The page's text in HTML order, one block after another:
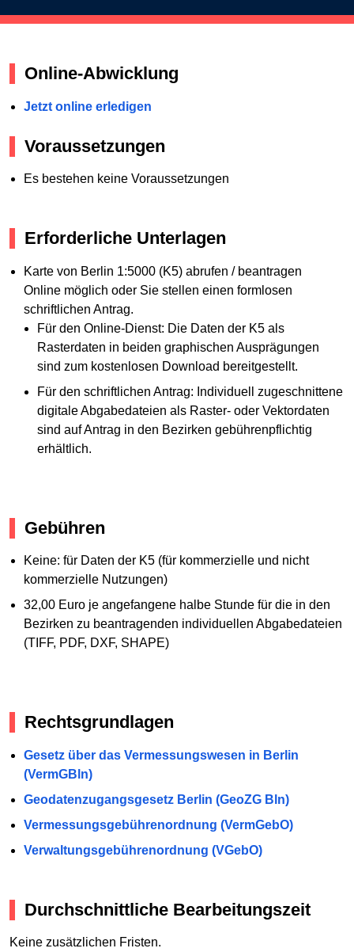
Online-Abwicklung
Jetzt online erledigen
Voraussetzungen
Es bestehen keine Voraussetzungen
Erforderliche Unterlagen
Karte von Berlin 1:5000 (K5) abrufen / beantragen
Online möglich oder Sie stellen einen formlosen
schriftlichen Antrag.
Für den Online-Dienst: Die Daten der K5 als
Rasterdaten in beiden graphischen Ausprägungen
sind zum kostenlosen Download bereitgestellt.
Für den schriftlichen Antrag: Individuell zugeschnittene
digitale Abgabedateien als Raster- oder Vektordaten
sind auf Antrag in den Bezirken gebührenpflichtig
erhältlich.
Gebühren
Keine: für Daten der K5 (für kommerzielle und nicht
kommerzielle Nutzungen)
32,00 Euro je angefangene halbe Stunde für die in den
Bezirken zu beantragenden individuellen Abgabedateien
(TIFF, PDF, DXF, SHAPE)
Rechtsgrundlagen
Gesetz über das Vermessungswesen in Berlin
(VermGBln)
Geodatenzugangsgesetz Berlin (GeoZG Bln)
Vermessungsgebührenordnung (VermGebO)
Verwaltungsgebührenordnung (VGebO)
Durchschnittliche Bearbeitungszeit
Keine zusätzlichen Fristen.